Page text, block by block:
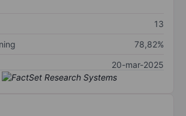
13
78,82%
20-mar-2025